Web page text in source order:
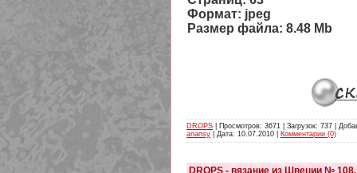
Формат: jpeg
Размер файла: 8.48 Mb
DROPS | Просмотров: 3671 | Загрузок: 737 |
anansy | Дата: 10.07.2010 Комментарии (0)